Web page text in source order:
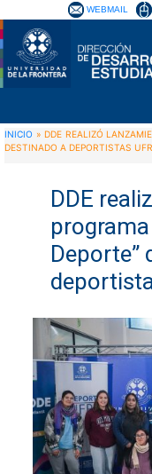
WEBMAIL
INICIO »DDE REALIZÓ
DESTINADO A DEPORTISTAS
DDE
Deporte”